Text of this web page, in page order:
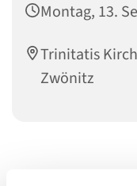
Montag, 13.
Trinitatis
Zwönitz